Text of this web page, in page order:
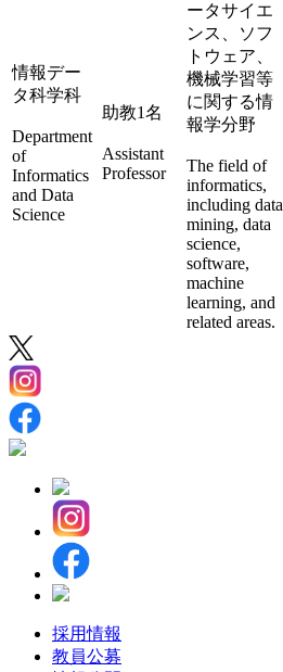
情報デー
タ科学科
Department
of
Informatics
and Data
Science
助教1名
Assistant
Professor
ータサイエ
ンス、ソフ
トウェア、
機械学習等
に関する情
報学分野
The field of
informatics,
including data
mining, data
science,
software,
machine
learning, and
related areas.
採用情報
教員公募